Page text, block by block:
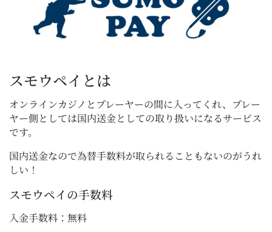
スモウペイとは
オンラインカジノとプレーヤーの間に入ってくれ、プレー
ヤー側としては国内送金としての取り扱いになるサービス
です。
国内送金なので為替手数料が取られることもないのがうれ
しい！
スモウペイの手数料
入金手数料：無料